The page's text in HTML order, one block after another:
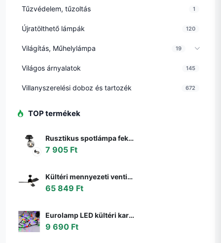
Tűzvédelem, tűzoltás 1
Újratölthető lámpák 120
Világítás, Műhelylámpa 19
Világos árnyalatok 145
Villanyszerelési doboz és tartozék 672
TOP termékek
Rusztikus spotlámpa fekete állítható füstüveggel - Athén
7 905 Ft
Kültéri mennyezeti ventilátor fekete 91,3 cm LED-del, fényerőszabályzóval, távirányítóval IP44 - Toledo
65 849 Ft
Eurolamp LED kültéri karácsonyi fényfüzér LINE 500 LED 17,9 m IP44 többszínű 600
9 690 Ft